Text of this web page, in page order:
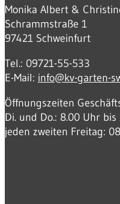
Monika Albert &
Schrammstraße 1
97421 Schweinfurt
Tel.: 09721-55-533
E-Mail: info@kv-garten-
Öffnungszeiten
Di. und Do.: 8.00 Uhr
jeden zweiten Freitag: